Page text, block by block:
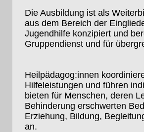
Die Ausbildung ist als
aus dem Bereich der
Jugendhilfe konzipiert und
Gruppendienst und für
Heilpädagog:innen
Hilfeleistungen und führen
bieten für Menschen, deren
Behinderung erschwerten
Erziehung, Bildung,
an.